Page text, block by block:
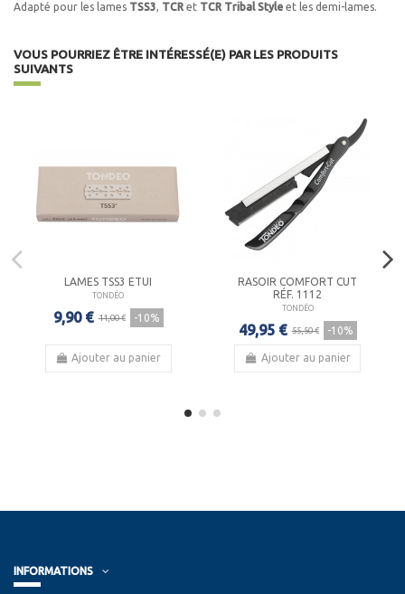
Adapté pour les lames TSS3, TCR et TCR Tribal Style et les demi-lames.
VOUS POURRIEZ ÊTRE INTÉRESSÉ(E) PAR LES PRODUITS
SUIVANTS
LAMES TSS3 ETUI
TONDÉO
9,90 € 11,00 € -10%
Ajouter au panier
RASOIR COMFORT CUT
RÉF. 1112
TONDÉO
49,95 € 55,50 € -10%
Ajouter au panier
INFORMATIONS